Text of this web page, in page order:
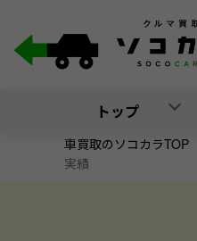
トップ
車買取のソコカラTOP
実績